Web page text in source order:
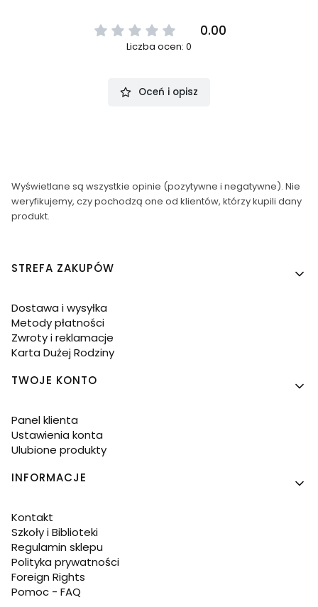
0.00
Liczba ocen: 0
Oceń i opisz
Wyświetlane są wszystkie opinie (pozytywne i negatywne). Nie
weryfikujemy, czy pochodzą one od klientów, którzy kupili dany
produkt.
Linki w stopce
STREFA ZAKUPÓW
Dostawa i wysyłka
Metody płatności
Zwroty i reklamacje
Karta Dużej Rodziny
TWOJE KONTO
Panel klienta
Ustawienia konta
Ulubione produkty
INFORMACJE
Kontakt
Szkoły i Biblioteki
Regulamin sklepu
Polityka prywatności
Foreign Rights
Pomoc - FAQ